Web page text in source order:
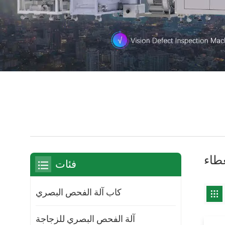
فئات
كاب آلة الفحص البصري
آلة الفحص البصري للزجاجة